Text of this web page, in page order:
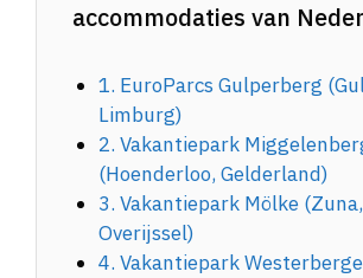
accommodaties van
1. EuroParcs Gulperberg
Limburg)
2. Vakantiepark
(Hoenderloo, Gelderland)
3. Vakantiepark Mölke (Zuna,
Overijssel)
4. Vakantiepark